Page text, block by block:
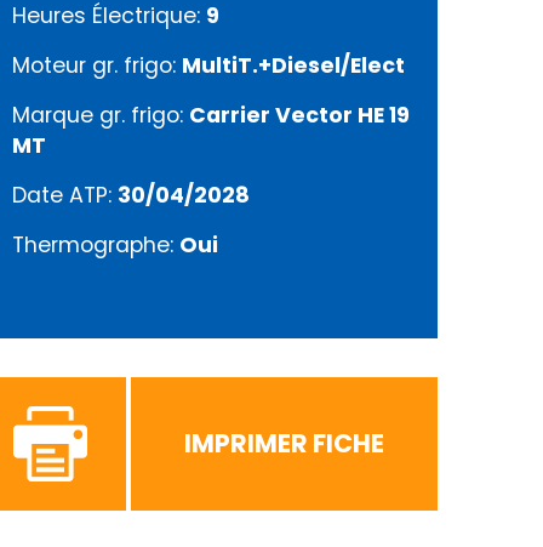
Heures Électrique: 9
Moteur gr. frigo: MultiT.+Diesel/Elect
Marque gr. frigo: Carrier Vector HE 19
MT
Date ATP: 30/04/2028
Thermographe: Oui
IMPRIMER FICHE